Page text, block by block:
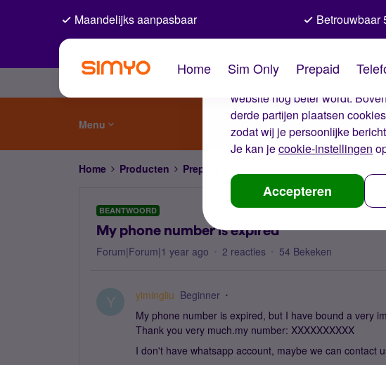
De cookies van
Wij gebruiken cookies op
website nog beter wordt.
derde partijen plaatsen
zodat wij je persoonlijke
Je kan jecookie-instellingen
Accepteren
Maandelijks aanpasbaar Betrouwbaar
Home Sim Only Prepaid
Menu
Home Producten Prepaid
BEANTWOORD
My phone number is expired
Forum|Forum|1 year ago 2 reacties 54 Bekeken
Y yimingliu Beginner
My phone number is expired, but I have bound a very
Thank you very much.my number: XXXXXXXXXX
I don't have whatsapp account, maybe we can contact